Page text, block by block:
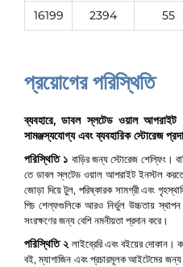
16199
2394 55
প্রয়োগের পরিস্থিতি
ব্যবহারে, ডাবল স্লটেড ওয়াল আপরাইট
সামঞ্জস্যযোগ্য এবং ব্যবহারিক স্টোরেজ
পরিস্থিতি ১ বাড়ির জন্য স্টোরেজ শেল্ফিং।
তে ডাবল স্লটেড ওয়াল আপরাইট ইনস্টল করতে
জোড়া দিয়ে টুল, পরিষ্কারক সামগ্রী এবং
পিচ শেল্ফগুলিকে আরও নির্ভুল উচ্চতায়
সংরক্ষণের জন্য বেশি নমনীয়তা প্রদান করে।
পরিস্থিতি ২ লাইব্রেরি এবং বইয়ের দোকান।
বই, ম্যাগাজিন এবং প্রচারমূলক আইটেমের জন্য